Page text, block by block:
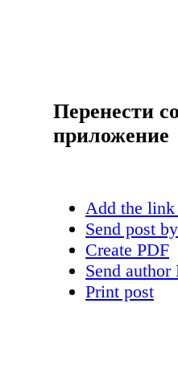
Перенести
приложение
Add the
Send post
Create PDF
Send
Print post